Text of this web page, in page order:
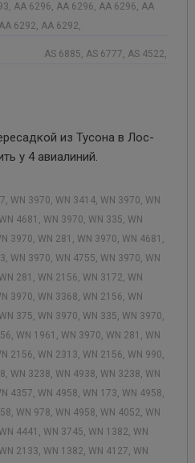
AA 6296, AA 6296, AA 6296, AA
6292, AA 6292,
AS 6885, AS 6777, AS 4522,
из Тусона в Лос-
у 4 авиалиний.
WN 3970, WN 3414, WN 3970, WN
4681, WN 3970, WN 335, WN
3970, WN 281, WN 3970, WN 4681,
WN 3970, WN 4755, WN 3970, WN
281, WN 2156, WN 3172, WN
3970, WN 3368, WN 2156, WN
375, WN 3970, WN 335, WN 3970,
WN 1961, WN 3970, WN 281, WN
2156, WN 2313, WN 2156, WN 990,
WN 3238, WN 4938, WN 3238, WN
4357, WN 4958, WN 173, WN 4958,
WN 978, WN 4958, WN 4052, WN
4441, WN 3745, WN 1382, WN
2133, WN 1382, WN 4127, WN